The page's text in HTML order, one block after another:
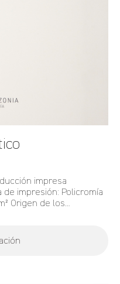
impresa
de impresión: Policromía
Origen de los